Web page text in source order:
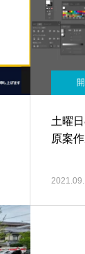
土曜
原案